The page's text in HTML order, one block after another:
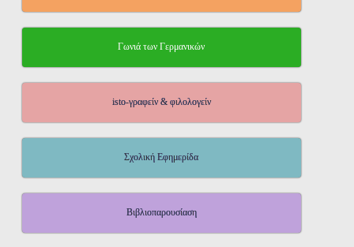
Γωνιά των Γερμανικών
isto-γραφείν & φιλολογείν
Σχολική Εφημερίδα
Βιβλιοπαρουσίαση